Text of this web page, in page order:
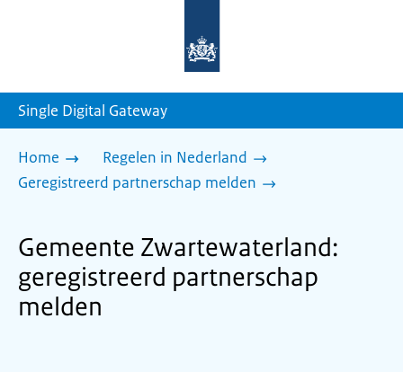
homepage
Single Digital Gateway
Home
Regelen in Nederland
Geregistreerd partnerschap melden
Gemeente Zwartewaterland:
geregistreerd partnerschap
melden